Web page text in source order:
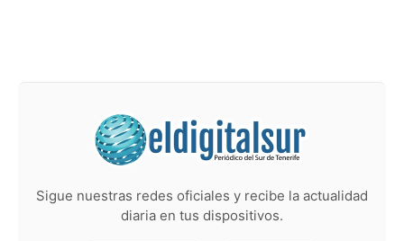
Sigue nuestras redes oficiales y recibe la actualidad
diaria en tus dispositivos.